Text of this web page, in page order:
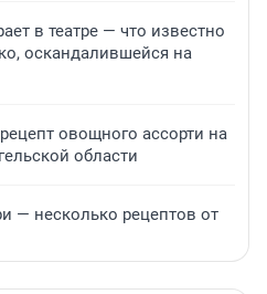
в театре — что известно
оскандалившейся на
овощного ассорти на
области
— несколько рецептов от